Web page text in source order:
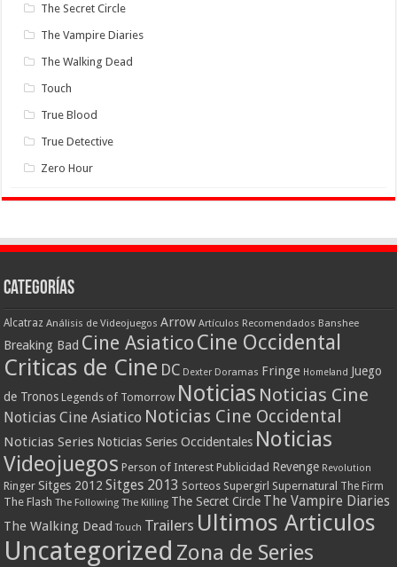
The Secret Circle
The Vampire Diaries
The Walking Dead
Touch
True Blood
True Detective
Zero Hour
Categorías
Alcatraz Análisis de Videojuegos Arrow Artículos Recomendados Banshee
Breaking Bad Cine AsiaticoCine Occidental
Criticas de Cine DC Dexter Doramas Fringe Homeland Juego
de Tronos Legends of Tomorrow Noticias Noticias Cine
Noticias Cine Asiatico Noticias Cine Occidental
Noticias Series Noticias Series Occidentales Noticias
Videojuegos Person of Interest Publicidad Revenge Revolution
Ringer Sitges 2012 Sitges 2013 Sorteos Supergirl Supernatural The Firm
The Flash The Following The Killing The Secret Circle The Vampire Diaries
The Walking Dead Touch Trailers Ultimos Articulos
Uncategorized Zona de Series